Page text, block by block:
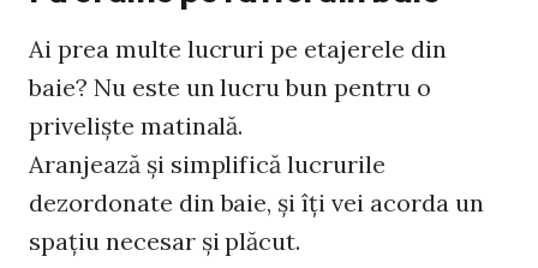
Ai prea multe lucruri pe etajerele din
baie? Nu este un lucru bun pentru o
privelişte matinală.
Aranjează şi simplifică lucrurile
dezordonate din baie, şi îţi vei acorda un
spaţiu necesar şi plăcut.